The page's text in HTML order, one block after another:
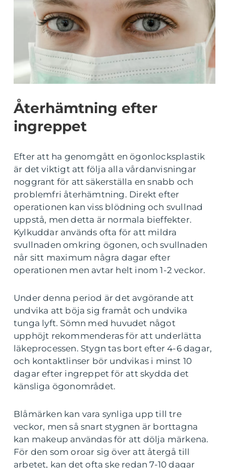
Återhämtning efter
ingreppet
Efter att ha genomgått en ögonlocksplastik
är det viktigt att följa alla vårdanvisningar
noggrant för att säkerställa en snabb och
problemfri återhämtning. Direkt efter
operationen kan viss blödning och svullnad
uppstå, men detta är normala bieffekter.
Kylkuddar används ofta för att mildra
svullnaden omkring ögonen, och svullnaden
når sitt maximum några dagar efter
operationen men avtar helt inom 1-2 veckor.
Under denna period är det avgörande att
undvika att böja sig framåt och undvika
tunga lyft. Sömn med huvudet något
upphöjt rekommenderas för att underlätta
läkeprocessen. Stygn tas bort efter 4-6 dagar,
och kontaktlinser bör undvikas i minst 10
dagar efter ingreppet för att skydda det
känsliga ögonområdet.
Blåmärken kan vara synliga upp till tre
veckor, men så snart stygnen är borttagna
kan makeup användas för att dölja märkena.
För den som oroar sig över att återgå till
arbetet, kan det ofta ske redan 7-10 dagar